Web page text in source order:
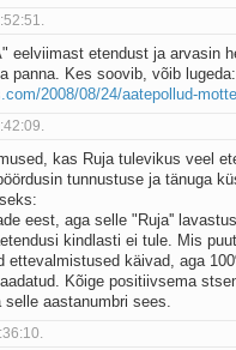
eelviimast etendust ja arvasin
panna. Kes soovib, võib lugeda:
2008/08/24/aatepollud-
kas Ruja tulevikus veel
tunnustuse ja tänuga
eest, aga selle "Ruja''
kindlasti ei tule. Mis
ettevalmistused käivad, aga
Kõige positiivsema
aastanumbri sees.